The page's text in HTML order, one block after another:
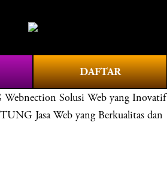
DAFTAR
Solusi Web yang Inovatif
Jasa Web yang Berkualitas dan